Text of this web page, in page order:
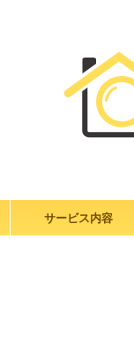
サービス内容